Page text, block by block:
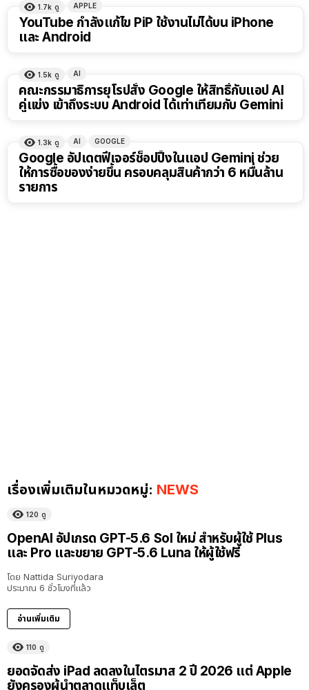
1.7k ดู APPLE
YouTube กำลังแก้ไข PiP ใช้งานไม่ได้บน iPhone
และ Android
1.5k ดู AI
คณะกรรมาธิการยุโรปสั่ง Google ให้สิทธิ์กับแอป AI
คู่แข่ง เข้าถึงระบบ Android ได้เท่าเทียมกับ Gemini
1.3k ดู AI GOOGLE
Google อัปเดตฟีเจอร์ช็อปปิ้งในแอป Gemini ช่วย
ให้การซื้อของง่ายขึ้น ครอบคลุมสินค้ากว่า 6 หมื่นล้าน
รายการ
เรื่องเพิ่มเติมในหมวดหมู่: NEWS
120 ดู
OpenAI อัปเกรด GPT-5.6 Sol ใหม่ สำหรับผู้ใช้ Plus
และ Pro และขยาย GPT-5.6 Luna ให้ผู้ใช้ฟรี
โดย Nattida Suriyodara
ประมาณ 6 ชั่วโมงที่แล้ว
อ่านเพิ่มเติม
110 ดู
ยอดจัดส่ง iPad ลดลงในไตรมาส 2 ปี 2026 แต่ Apple
ยังครองผู้นำตลาดแท็บเล็ต